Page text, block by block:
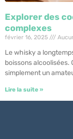
Explorer des
complexes
février 16, 2025
Le whisky a
boissons alcoolisées.
simplement un
Lire la suite »